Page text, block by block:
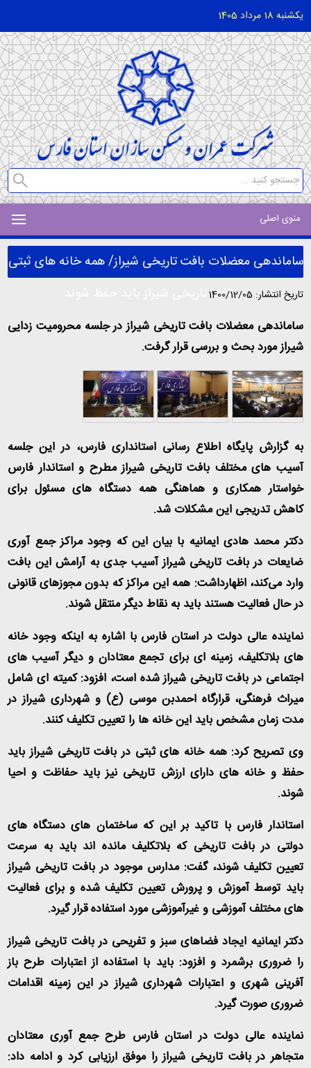
یکشنبه 18 مرداد 1405
منوی اصلی
ساماندهی معضلات بافت تاریخی شیراز/ همه خانه های ثبتی
در بافت تاریخی شیراز باید حفظ شوند تاریخ انتشار: 1400/12/05
ساماندهی معضلات بافت تاریخی شیراز در جلسه محرومیت زدایی
شیراز مورد بحث و بررسی قرار گرفت.
به گزارش پایگاه اطلاع رسانی استانداری فارس، در این جلسه
آسیب های مختلف بافت تاریخی شیراز مطرح و استاندار فارس
خواستار همکاری و هماهنگی همه دستگاه های مسئول برای
کاهش تدریجی این مشکلات شد.
دکتر محمد هادی ایمانیه با بیان این که وجود مراکز جمع آوری
ضایعات در بافت تاریخی شیراز آسیب جدی به آرامش این بافت
وارد می‌کند، اظهارداشت: همه این مراکز که بدون مجوزهای قانونی
در حال فعالیت هستند باید به نقاط دیگر منتقل شوند.
نماینده عالی دولت در استان فارس با اشاره به اینکه وجود خانه
های بلاتکلیف، زمینه ای برای تجمع معتادان و دیگر آسیب های
اجتماعی در بافت تاریخی شیراز شده است، افزود: کمیته ای شامل
میراث فرهنگی، قرارگاه احمدبن موسی (ع) و شهرداری شیراز در
مدت زمان مشخص باید این خانه ها را تعیین تکلیف کنند.
وی تصریح کرد: همه خانه های ثبتی در بافت تاریخی شیراز باید
حفظ و خانه های دارای ارزش تاریخی نیز باید حفاظت و احیا
شوند.
استاندار فارس با تاکید بر این که ساختمان های دستگاه های
دولتی در بافت تاریخی که بلاتکلیف مانده اند باید به سرعت
تعیین تکلیف شوند، گفت: مدارس موجود در بافت تاریخی شیراز
باید توسط آموزش و پرورش تعیین تکلیف شده و برای فعالیت
های مختلف آموزشی و غیرآموزشی مورد استفاده قرار گیرد.
دکتر ایمانیه ایجاد فضاهای سبز و تفریحی در بافت تاریخی شیراز
را ضروری برشمرد و افزود: باید با استفاده از اعتبارات طرح باز
آفرینی شهری و اعتبارات شهرداری شیراز در این زمینه اقدامات
ضروری صورت گیرد.
نماینده عالی دولت در استان فارس طرح جمع آوری معتادان
متجاهر در بافت تاریخی شیراز را موفق ارزیابی کرد و ادامه داد: